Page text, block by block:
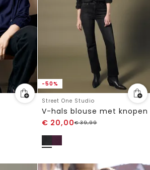
-50%
Street One Studio
V-hals blouse met knopen
€ 20,00€39,99